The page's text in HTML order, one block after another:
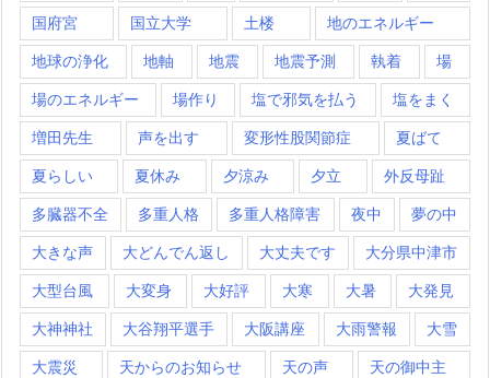
国府宮 国立大学 土楼 地のエネルギー
地球の浄化 地軸 地震 地震予測 執着 場
場のエネルギー 場作り 塩で邪気を払う 塩をまく
増田先生 声を出す 変形性股関節症 夏ばて
夏らしい 夏休み 夕涼み 夕立 外反母趾
多臓器不全 多重人格 多重人格障害 夜中 夢の中
大きな声 大どんでん返し 大丈夫です 大分県中津市
大型台風 大変身 大好評 大寒 大暑 大発見
大神神社 大谷翔平選手 大阪講座 大雨警報 大雪
大震災 天からのお知らせ 天の声 天の御中主